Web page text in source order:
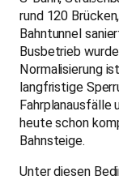
rund 120
Bahntunnel
Busbetrieb
Normalisierung
langfristige
Fahrplanausfälle
heute schon
Bahnsteige.
Unter diesen